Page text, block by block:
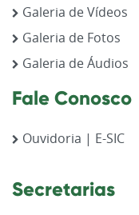
Galeria de Vídeos
Galeria de Fotos
Galeria de Áudios
Fale Conosco
Ouvidoria | E-SIC
Secretarias